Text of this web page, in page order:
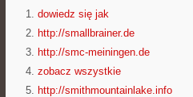
1. dowiedz się jak
2. http://smallbrainer.de
3. http://smc-meiningen.de
4. zobacz wszystkie
5. http://smithmountainlake.info